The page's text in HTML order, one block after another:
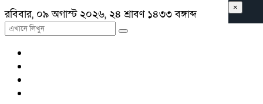
রবিবার, ০৯ অগাস্ট ২০২৬, ২৪ শ্রাবণ ১৪৩৩ বঙ্গাব্দ
×